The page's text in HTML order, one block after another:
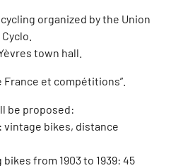
organized by the Union
town hall.
France et compétitions”.
be proposed:
vintage bikes, distance
from 1903 to 1939: 45